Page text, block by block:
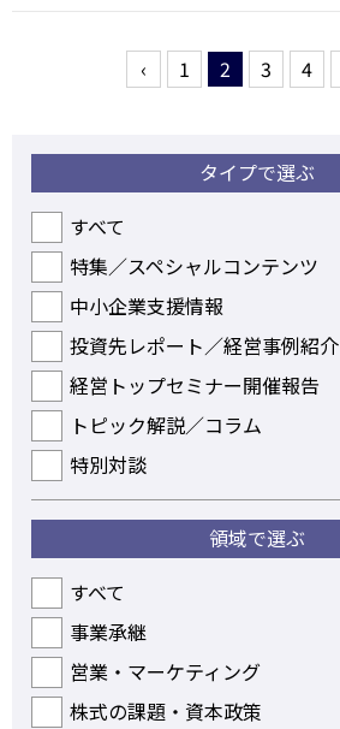
‹ 1 2 3 4
タイプで選ぶ
すべて
特集／スペシャルコンテンツ
中小企業支援情報
投資先レポート／経営事例紹介
経営トップセミナー開催報告
トピック解説／コラム
特別対談
領域で選ぶ
すべて
事業承継
営業・マーケティング
株式の課題・資本政策